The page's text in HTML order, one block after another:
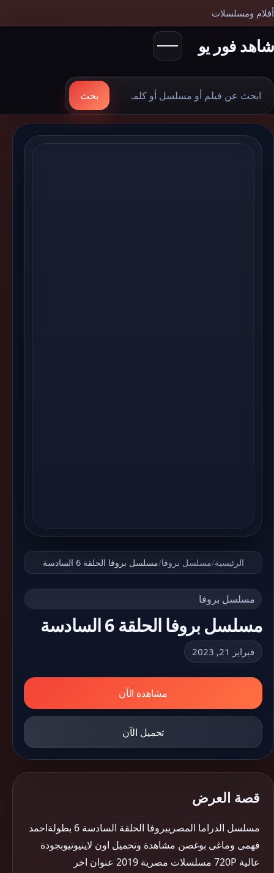
أفلام ومسلسلات
شاهد فور يو
ابحث
بحث
الرئيسية/مسلسل بروفا/مسلسل بروفا الحلقة 6 السادسة
مسلسل بروفا
مسلسل بروفا الحلقة 6 السادسة
فبراير 21, 2023
مشاهدة الآن
تحميل الآن
قصة العرض
مسلسل الدراما المصريبروفا الحلقة السادسة 6 بطولةاحمد
فهمى وماغى بوغصن مشاهدة وتحميل اون لاينيوتيوبجودة
عالية 720P مسلسلات مصرية 2019 عنوان اخر